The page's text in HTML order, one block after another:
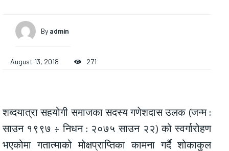
By admin
August 13, 2018 271
शब्दयात्रा सहयोगी समाजका सदस्य गणेशदास उलक (जन्म :
साउन १९९७ ÷ निधन : २०७५ साउन २२) को स्वर्गारोहण
भएकोमा गतात्माको मोक्षप्राप्तिका कामना गर्दै शोकाकुल